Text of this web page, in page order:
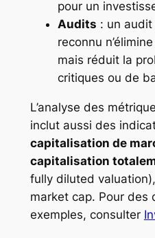
pour un
Audits : un
reconnu
mais réduit la
critiques ou de
L’analyse des
inclut aussi des
capitalisation de
capitalisation
fully diluted
market cap. Pour des
exemples, consulter